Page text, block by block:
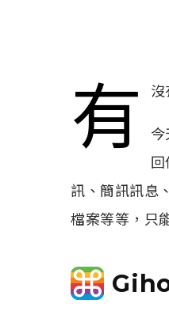
有
訊、簡訊訊息
檔案等等，只